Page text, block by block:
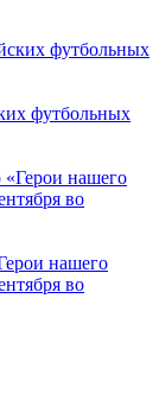
футбольных
нашего
во